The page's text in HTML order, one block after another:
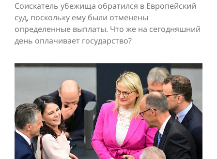
Соискатель убежища обратился в Европейский
суд, поскольку ему были отменены
определенные выплаты. Что же на сегодняшний
день оплачивает государство?